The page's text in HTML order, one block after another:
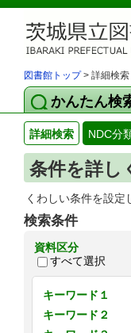
図書館トップ> 詳細検索
かんたん検
詳細検索 NDC分
条件を詳し
くわしい条件を設定
検索条件
資料区分
すべて選択
キーワード１
キーワード２